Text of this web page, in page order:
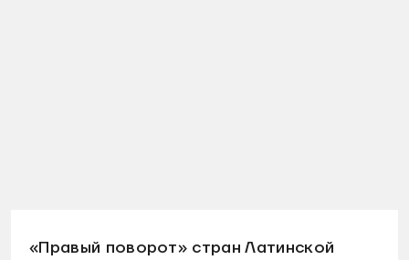
«Правый поворот» стран Латинской